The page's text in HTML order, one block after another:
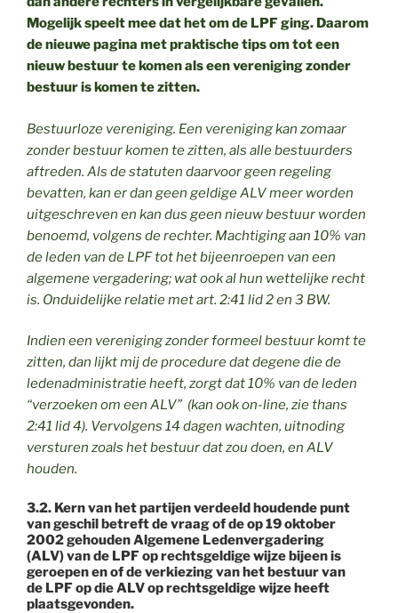
Mogelijk speelt mee dat het om de LPF ging. Daarom
de nieuwe pagina met praktische tips om tot een
nieuw bestuur te komen als een vereniging zonder
bestuur is komen te zitten.
Bestuurloze vereniging. Een vereniging kan zomaar
zonder bestuur komen te zitten, als alle bestuurders
aftreden. Als de statuten daarvoor geen regeling
bevatten, kan er dan geen geldige ALV meer worden
uitgeschreven en kan dus geen nieuw bestuur worden
benoemd, volgens de rechter. Machtiging aan 10% van
de leden van de LPF tot het bijeenroepen van een
algemene vergadering; wat ook al hun wettelijke recht
is. Onduidelijke relatie met art. 2:41 lid 2 en 3 BW.
Indien een vereniging zonder formeel bestuur komt te
zitten, dan lijkt mij de procedure dat degene die de
ledenadministratie heeft, zorgt dat 10% van de leden
“verzoeken om een ALV” (kan ook on-line, zie thans
2:41 lid 4). Vervolgens 14 dagen wachten, uitnoding
versturen zoals het bestuur dat zou doen, en ALV
houden.
3.2. Kern van het partijen verdeeld houdende punt
van geschil betreft de vraag of de op 19 oktober
2002 gehouden Algemene Ledenvergadering
(ALV) van de LPF op rechtsgeldige wijze bijeen is
geroepen en of de verkiezing van het bestuur van
de LPF op die ALV op rechtsgeldige wijze heeft
plaatsgevonden.